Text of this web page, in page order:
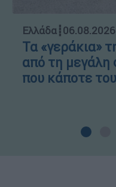
Ελλάδα┋
Τα «γεράκια»
από τη μεγάλη
που κάποτε